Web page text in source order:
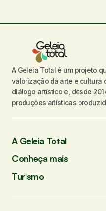
A Geleia Total é um projeto
valorização da arte e cultura
diálogo artístico e, desde
produções artísticas
A Geleia Total
Conheça mais
Turismo